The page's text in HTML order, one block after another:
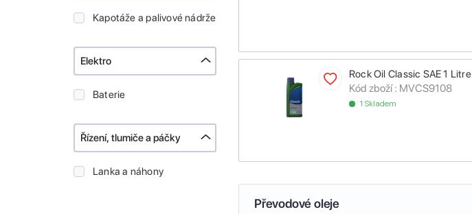
Kapotáže a palivové nádrže
Elektro
Baterie
Řízení, tlumiče a páčky
Lanka a náhony
Rock Oil Classic SAE 1 Litre
Kód zboží : MVCS9108
1 Skladem
Převodové oleje